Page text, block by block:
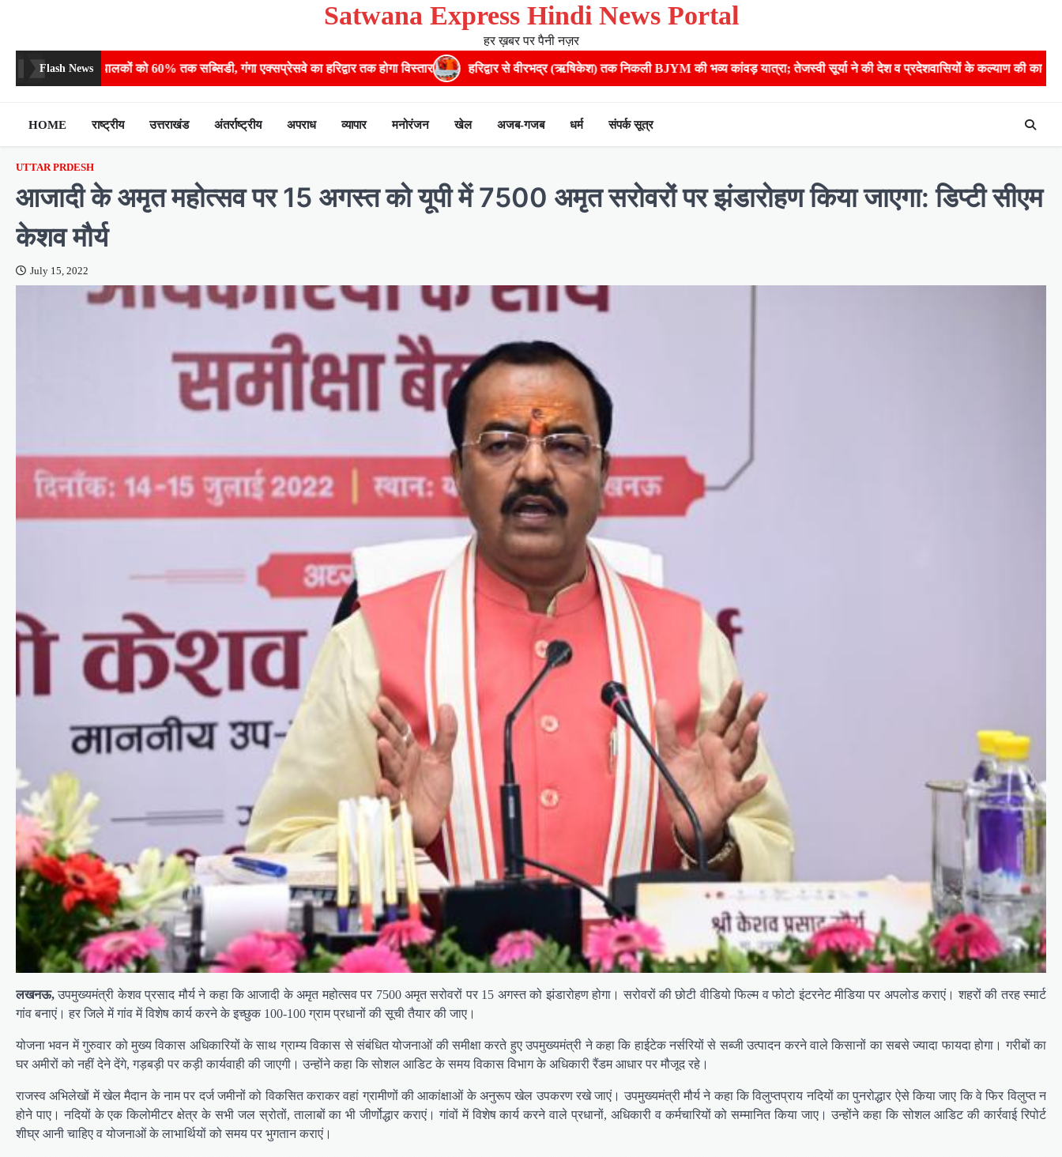
Satwana Express Hindi News Portal
हर ख़बर पर पैनी नज़र
Flash News
60% तक सब्सिडी, गंगा एक्सप्रेसवे का हरिद्वार तक होगा विस्तार ​हरिद्वार से वीरभद्र (ऋषिकेश) तक निकली BJYM की भव्य कांवड़ यात्रा; तेजस्वी सूर्या ने की देश व प्रदेशवासियों के कल्याण की कामना 24×7 अलर्ट मोड में
HOME राष्ट्रीय उत्तराखंड अंतर्राष्ट्रीय अपराध व्यापार मनोरंजन खेल अजब-गजब धर्म संपर्क सूत्र
UTTAR PRDESH
आजादी के अमृत महोत्सव पर 15 अगस्‍त को यूपी में 7500 अमृत सरोवरों पर झंडारोहण क‍िया जाएगा: ड‍िप्‍टी सीएम
केशव मौर्य
July 15, 2022
लखनऊ,उपमुख्यमंत्री केशव प्रसाद मौर्य ने कहा कि आजादी के अमृत महोत्सव पर 7500 अमृत सरोवरों पर 15 अगस्त को झंडारोहण होगा। सरोवरों की छोटी वीडियो फिल्म व फोटो इंटरनेट मीडिया पर अपलोड कराएं। शहरों की तरह स्मार्ट
गांव बनाएं। हर जिले में गांव में विशेष कार्य करने के इच्छुक 100-100 ग्राम प्रधानों की सूची तैयार की जाए।
योजना भवन में गुरुवार को मुख्य विकास अधिकारियों के साथ ग्राम्य विकास से संबंधित योजनाओं की समीक्षा करते हुए उपमुख्यमंत्री ने कहा कि हाईटेक नर्सरियों से सब्जी उत्पादन करने वाले किसानों का सबसे ज्यादा फायदा होगा। गरीबों का
घर अमीरों को नहीं देने देंगे, गड़बड़ी पर कड़ी कार्यवाही की जाएगी। उन्होंने कहा कि सोशल आडिट के समय विकास विभाग के अधिकारी रैंडम आधार पर मौजूद रहे।
राजस्व अभिलेखों में खेल मैदान के नाम पर दर्ज जमीनों को विकसित कराकर वहां ग्रामीणों की आकांक्षाओं के अनुरूप खेल उपकरण रखे जाएं। उपमुख्यमंत्री मौर्य ने कहा कि विलुप्तप्राय नदियों का पुनरोद्धार ऐसे किया जाए कि वे फिर विलुप्त न
होने पाए। नदियों के एक किलोमीटर क्षेत्र के सभी जल स्रोतों, तालाबों का भी जीर्णोद्धार कराएं। गांवों में विशेष कार्य करने वाले प्रधानों, अधिकारी व कर्मचारियों को सम्मानित किया जाए। उन्होंने कहा कि सोशल आडिट की कार्रवाई रिपोर्ट
शीघ्र आनी चाहिए व योजनाओं के लाभार्थियों को समय पर भुगतान कराएं।